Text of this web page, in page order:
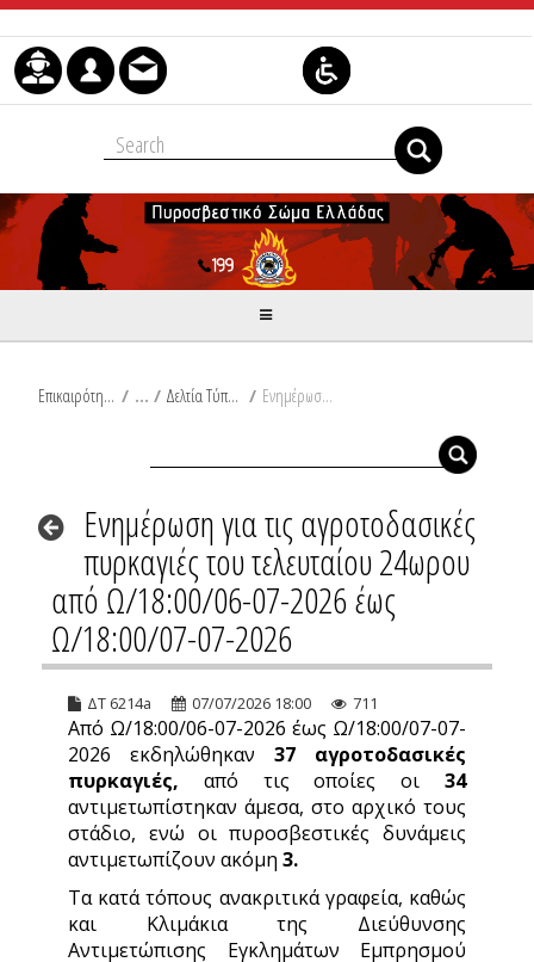
Μετάβαση στο περιεχόμενο
Επικαιρότητα / Δελτία Τύπου / Ενημέρωση για τις αγροτοδασικές πυρκαγιές του τελευταίου 24ωρου από Ω/18:00/06-07-2026 έως Ω/18:00/07-07-2026
Ενημέρωση για τις αγροτοδασικές
πυρκαγιές του τελευταίου 24ωρου
από Ω/18:00/06-07-2026 έως
Ω/18:00/07-07-2026
ΔΤ 6214a 07/07/2026 18:00 711
Από Ω/18:00/06-07-2026 έως Ω/18:00/07-07-
2026 εκδηλώθηκαν 37 αγροτοδασικές
πυρκαγιές, από τις οποίες οι 34
αντιμετωπίστηκαν άμεσα, στο αρχικό τους
στάδιο, ενώ οι πυροσβεστικές δυνάμεις
αντιμετωπίζουν ακόμη 3.
Τα κατά τόπους ανακριτικά γραφεία, καθώς
και Κλιμάκια της Διεύθυνσης
Αντιμετώπισης Εγκλημάτων Εμπρησμού